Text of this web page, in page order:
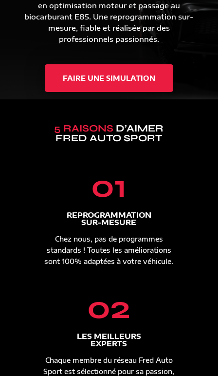
en optimisation moteur et passage au
biocarburant E85. Une reprogrammation sur-
mesure, fiable et réalisée par des
professionnels passionnés.
FAIRE UNE SIMULATION
5 RAISONS D’AIMER
FRED AUTO SPORT
01
REPROGRAMMATION
SUR-MESURE
Chez nous, pas de programmes
standards ! Toutes les améliorations
sont 100% adaptées à votre véhicule.
02
LES MEILLEURS
EXPERTS
Chaque membre du réseau Fred Auto
Sport est sélectionné pour sa passion,